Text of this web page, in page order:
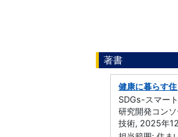
著書
健康に暮らす
SDGs-スマー
研究開発コン
技術, 2025年